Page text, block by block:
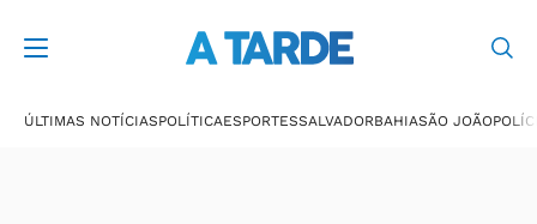
ÚLTIMAS NOTÍCIASPOLÍTICAESPORTESSALVADORBAHIASÃO JOÃO